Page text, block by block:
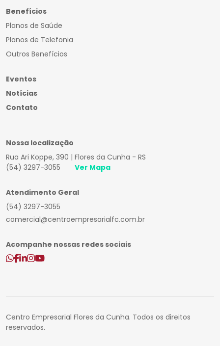
Benefícios
Planos de Saúde
Planos de Telefonia
Outros Benefícios
Eventos
Notícias
Contato
Nossa localização
Rua Ari Koppe, 390 | Flores da Cunha - RS
(54) 3297-3055
Ver Mapa
Atendimento Geral
(54) 3297-3055
comercial@centroempresarialfc.com.br
Acompanhe nossas redes sociais
Centro Empresarial Flores da Cunha. Todos os direitos
reservados.